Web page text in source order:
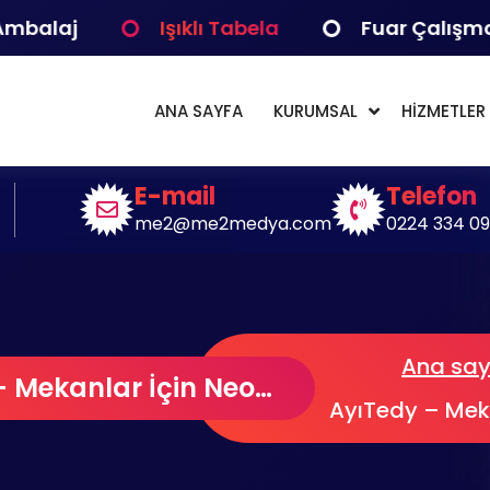
Işıklı Tabela Fuar Çalışmaları
ANA SAYFA KURUMSAL HİZMETLER
E-mail
me2@me2medya.com
Telefon
0224 334 09
AyıTedy – Mekanlar İçin Neon Led
Ana
AyıTedy –